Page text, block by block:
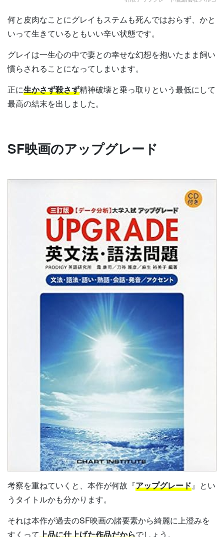
何と皮肉なことにグレイもステムも死んではおらず、かと
いって生きているともいい辛い状態です。
グレイは一生心の中で妻との幸せな幻想を抱いたまま飼い
慣らされることになってしまいます。
正に生かさず殺さず精神破壊と乗っ取りという最低にして
最高の結末を出しました。
SF映画のアップグレード
考察を重ねていくと、本作が何故『アップグレード』とい
うタイトルかも分かります。
それは本作が過去のSF映画の諸要素から綺麗に上澄みを
すくって上品に仕上げた作品だからでしょう。